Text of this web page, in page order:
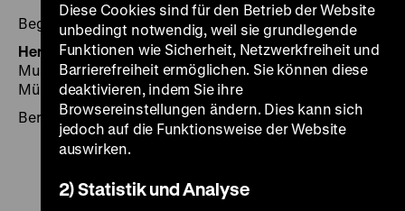
Begleitmaterial zur Ausstellung / DHM
Herausgegeben von:Hrsg.: Deutsches Historisches
Museum, Berlin. Red.: Julia Hornig; Johanna von
Münchhausen.
Berlin: DHM 2004, 60 Seiten.: Ill., graph. Darst., Kt.
Diese Cookies sind für den Betrieb der Website
unbedingt notwendig, weil sie grundlegende
Funktionen wie Sicherheit, Netzwerkfreiheit und
Barrierefreiheit ermöglichen. Sie können diese
deaktivieren, indem Sie ihre
Browsereinstellungen ändern. Dies kann sich
jedoch auf die Funktionsweise der Website
auswirken.
2) Statistik und Analyse